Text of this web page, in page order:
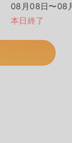
08月08日〜08
本日終了